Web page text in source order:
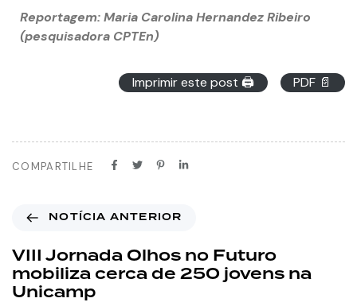
Reportagem: Maria Carolina Hernandez Ribeiro
(pesquisadora CPTEn)
Imprimir este post 🖨 PDF 📄
COMPARTILHE
NOTÍCIA ANTERIOR
VIII Jornada Olhos no Futuro
mobiliza cerca de 250 jovens na
Unicamp